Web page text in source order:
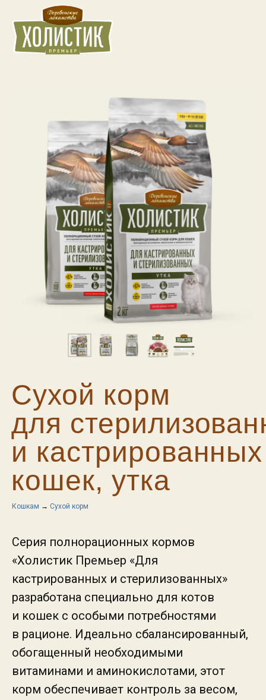
Сухой корм
для
и кастрированных
кошек, утка
Кошкам → Сухой корм
Серия полнорационных кормов
«Холистик Премьер «Для
кастрированных и стерилизованных»
разработана специально для котов
и кошек с особыми потребностями
в рационе. Идеально сбалансированный,
обогащенный необходимыми
витаминами и аминокислотами, этот
корм обеспечивает контроль за весом,